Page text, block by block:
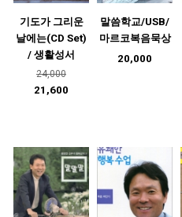
기도가 그리운
날에는(CD Set)
/ 생활성서
24,000
21,600
말씀학교/USB/
마르코복음묵상
20,000